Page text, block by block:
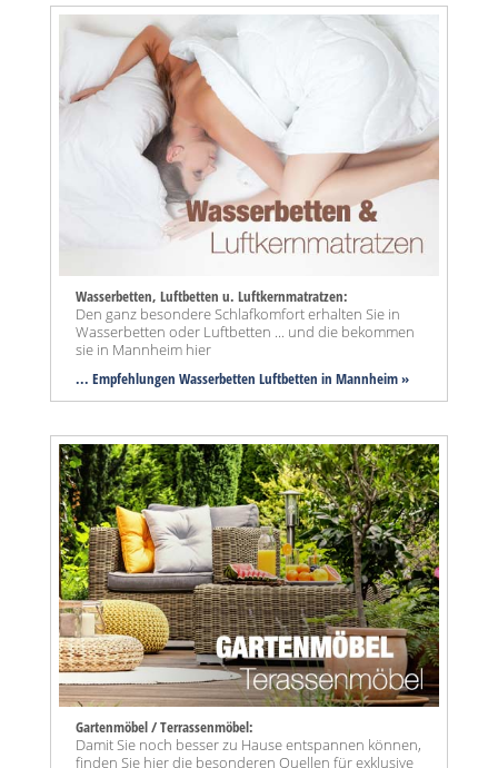
Wasserbetten, Luftbetten u. Luftkernmatratzen:
Den ganz besondere Schlafkomfort erhalten Sie in
Wasserbetten oder Luftbetten ... und die bekommen
sie in Mannheim hier
... Empfehlungen Wasserbetten Luftbetten in Mannheim »
Gartenmöbel / Terrassenmöbel:
Damit Sie noch besser zu Hause entspannen können,
finden Sie hier die besonderen Quellen für exklusive